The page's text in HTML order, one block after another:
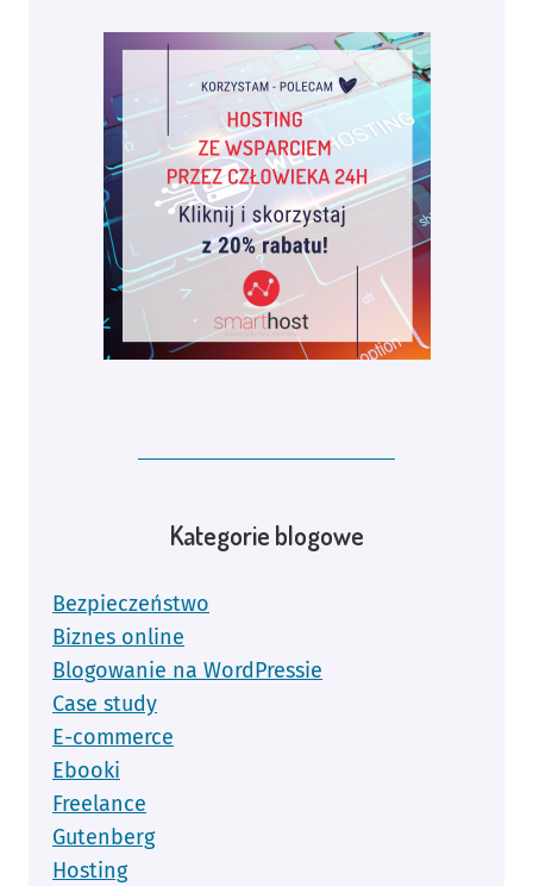
Kategorie blogowe
Bezpieczeństwo
Biznes online
Blogowanie na WordPressie
Case study
E-commerce
Ebooki
Freelance
Gutenberg
Hosting